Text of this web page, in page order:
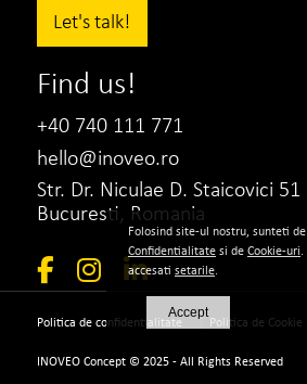
Let's talk!
Find us!
+40 740 111 771
hello@inoveo.ro
Str. Dr. Niculae D. Staicovici 51
Bucuresti, Romania
Politica de confidentialitate |Politica de Cookie
INOVEO Concept © 2025 - All Rights Reserved
Folosind site-ul nostru, sunteti
Confidentialitatesi deCookie-uri
accesati setarile.
Accept